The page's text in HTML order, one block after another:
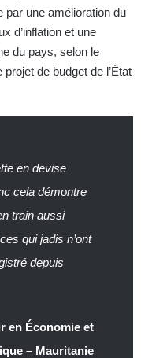
par une amélioration du
d’inflation et une
du pays, selon le
de budget de l’État
en devise
cela démontre
train aussi
qui jadis n’ont
depuis
en Économie et
– Mauritanie